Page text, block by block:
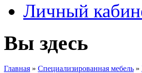
Личный
Вы здесь
Главная » Специализированная мебель »